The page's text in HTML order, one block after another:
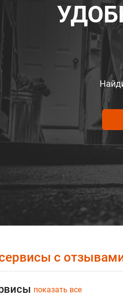
с
показать все